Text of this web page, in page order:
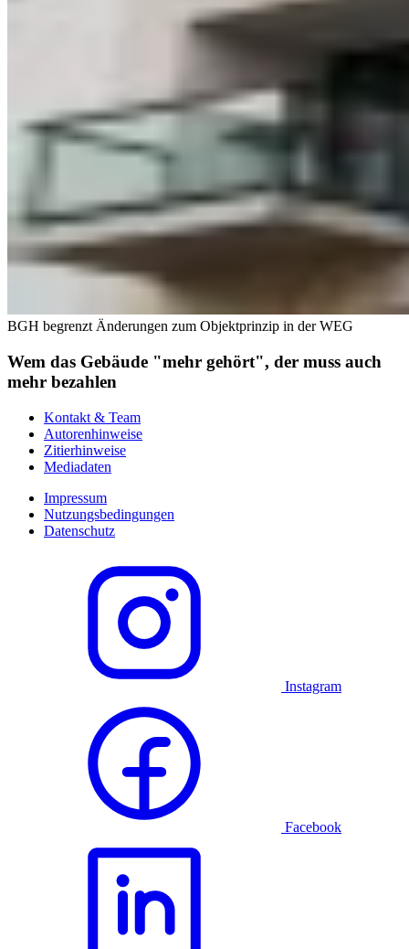
BGH begrenzt Änderungen zum Objektprinzip in der WEG
Wem das Gebäude "mehr gehört", der muss auch
mehr bezahlen
Kontakt & Team
Autorenhinweise
Zitierhinweise
Mediadaten
Impressum
Nutzungsbedingungen
Datenschutz
Instagram
Facebook